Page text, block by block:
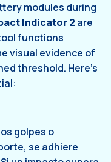
modules during
Indicator 2 are
functions
visual evidence of
threshold. Here’s
golpes o
se adhiere